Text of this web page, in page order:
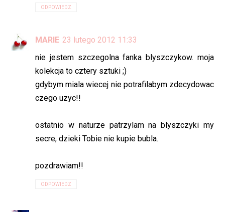
ODPOWIEDZ
MARIE 23 lutego 2012 11:33
nie jestem szczegolna fanka blyszczykow. moja
kolekcja to cztery sztuki ;)
gdybym miala wiecej nie potrafilabym zdecydowac
czego uzyc!!
ostatnio w naturze patrzylam na blyszczyki my
secre, dzieki Tobie nie kupie bubla.
pozdrawiam!!
ODPOWIEDZ